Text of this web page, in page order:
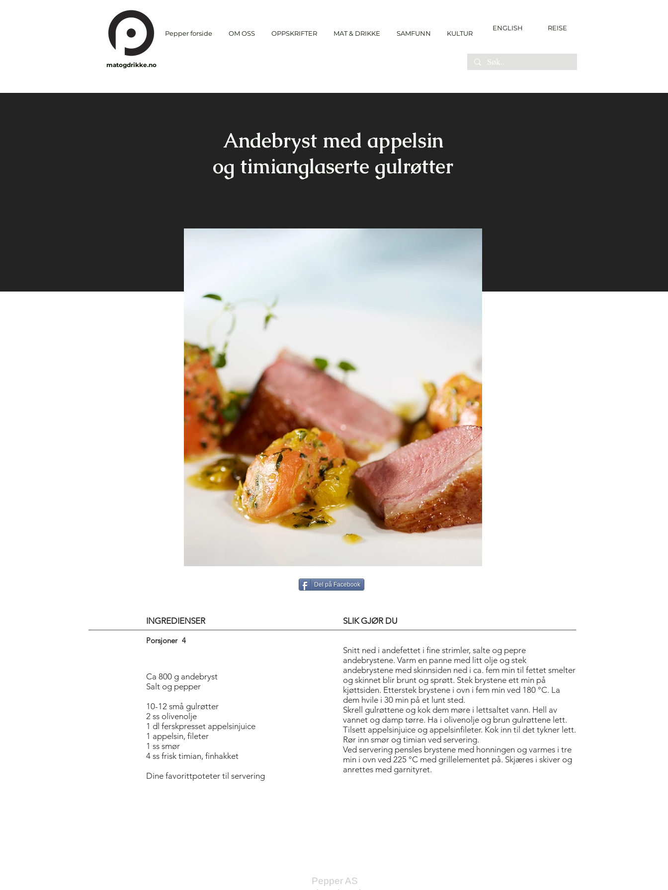
Pepper forside OM OSS OPPSKRIFTER MAT & DRIKKE SAMFUNN KULTUR
ENGLISH REISE
matogdrikke.no
Andebryst med appelsin
og timianglaserte gulrøtter
Del på Facebook
INGREDIENSER SLIK GJØR DU
Porsjoner 4
Ca 800 g andebryst
Salt og pepper
10-12 små gulrøtter
2 ss olivenolje
1 dl ferskpresset appelsinjuice
1 appelsin, fileter
1 ss smør
4 ss frisk timian, finhakket
Dine favorittpoteter til servering
Snitt ned i andefettet i fine strimler, salte og pepre
andebrystene. Varm en panne med litt olje og stek
andebrystene med skinnsiden ned i ca. fem min til fettet smelter
og skinnet blir brunt og sprøtt. Stek brystene ett min på
kjøttsiden. Etterstek brystene i ovn i fem min ved 180 °C. La
dem hvile i 30 min på et lunt sted.
Skrell gulrøttene og kok dem møre i lettsaltet vann. Hell av
vannet og damp tørre. Ha i olivenolje og brun gulrøttene lett.
Tilsett appelsinjuice og appelsinfileter. Kok inn til det tykner lett.
Rør inn smør og timian ved servering.
Ved servering pensles brystene med honningen og varmes i tre
min i ovn ved 225 °C med grillelementet på. Skjæres i skiver og
anrettes med garnityret.
Pepper AS